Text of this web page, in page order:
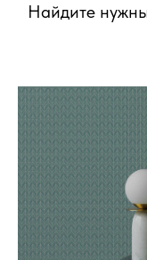
Найдите